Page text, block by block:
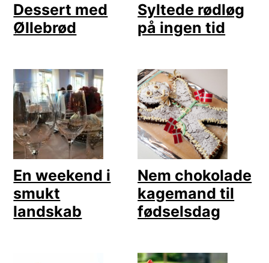
Dessert med
Øllebrød
Syltede rødløg
på ingen tid
En weekend i
smukt
landskab
Nem chokolade
kagemand til
fødselsdag